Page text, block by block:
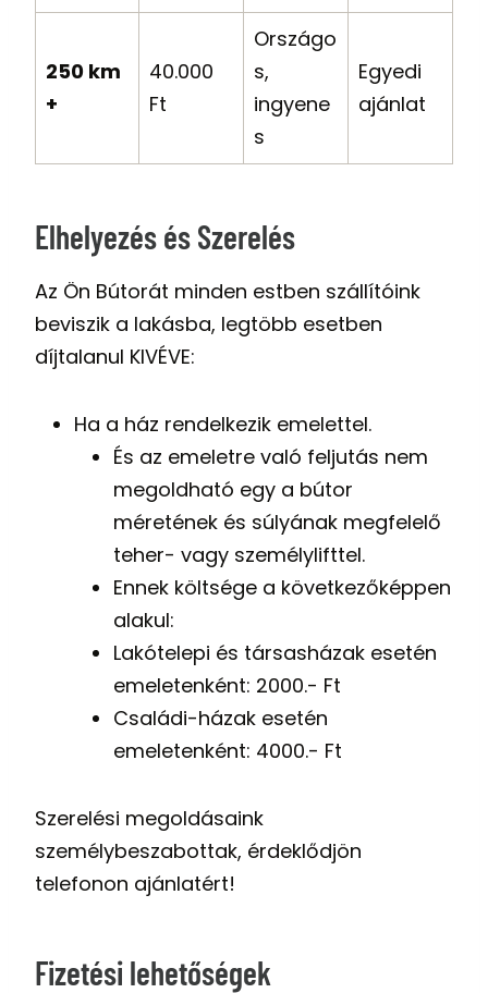
250 km
+
40.000
Ft
Országo
s,
ingyene
s
Egyedi
ajánlat
Elhelyezés és Szerelés
Az Ön Bútorát minden estben szállítóink
beviszik a lakásba, legtöbb esetben
díjtalanul KIVÉVE:
Ha a ház rendelkezik emelettel.
És az emeletre való feljutás nem
megoldható egy a bútor
méretének és súlyának megfelelő
teher- vagy személylifttel.
Ennek költsége a következőképpen
alakul:
Lakótelepi és társasházak esetén
emeletenként: 2000.- Ft
Családi-házak esetén
emeletenként: 4000.- Ft
Szerelési megoldásaink
személybeszabottak, érdeklődjön
telefonon ajánlatért!
Fizetési lehetőségek